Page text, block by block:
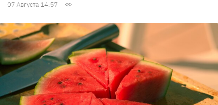
07 Августа 14:57